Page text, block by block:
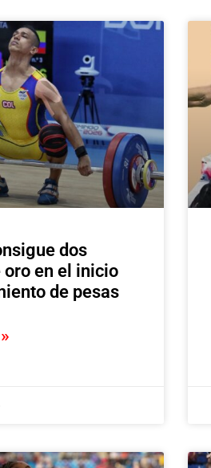
dos
en el inicio
de pesas